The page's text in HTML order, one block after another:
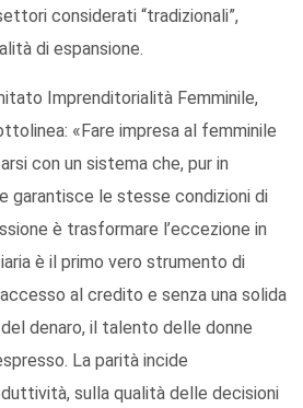
considerati “tradizionali”,
di espansione.
Imprenditorialità Femminile,
«Fare impresa al femminile
con un sistema che, pur in
garantisce le stesse condizioni di
è trasformare l’eccezione in
è il primo vero strumento di
al credito e senza una solida
denaro, il talento delle donne
La parità incide
sulla qualità delle decisioni